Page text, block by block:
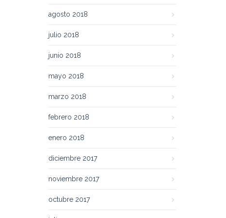
agosto 2018
julio 2018
junio 2018
mayo 2018
marzo 2018
febrero 2018
enero 2018
diciembre 2017
noviembre 2017
octubre 2017